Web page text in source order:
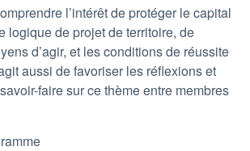
l’intérêt de protéger le capital
logique de projet de territoire, de
d’agir, et les conditions de réussite
aussi de favoriser les réflexions et
faire sur ce thème entre membres